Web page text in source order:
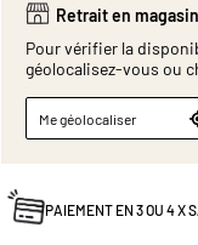
Retrait en magasin
Pour vérifier la
géolocalisez-vous ou
Me géolocaliser
PAIEMENT EN 3 OU 4 X